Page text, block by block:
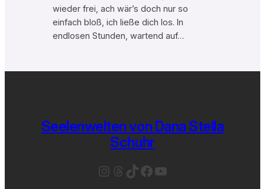
wieder frei, ach wär’s doch nur so
einfach bloß, ich ließe dich los. In
endlosen Stunden, wartend auf…
Seelenwelten von Dana Stella
Schuhr
Instagram
Threads
TikTok
Facebook
YouTube